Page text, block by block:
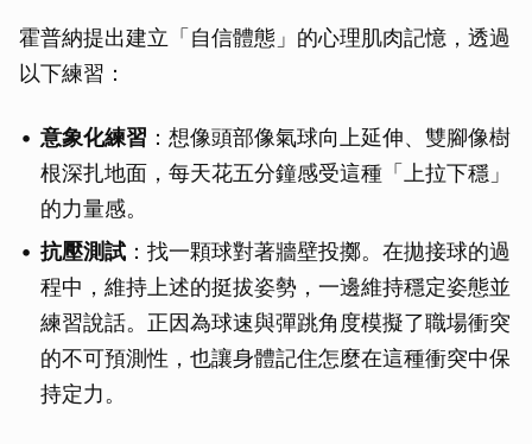
霍普納提出建立「自信體態」的心理肌肉記憶，透過
以下練習：
意象化練習 ：想像頭部像氣球向上延伸、雙腳像樹
根深扎地面，每天花五分鐘感受這種「上拉下穩」
的力量感。
抗壓測試 ：找一顆球對著牆壁投擲。在拋接球的過
程中，維持上述的挺拔姿勢，一邊維持穩定姿態並
練習說話。正因為球速與彈跳角度模擬了職場衝突
的不可預測性，也讓身體記住怎麼在這種衝突中保
持定力。